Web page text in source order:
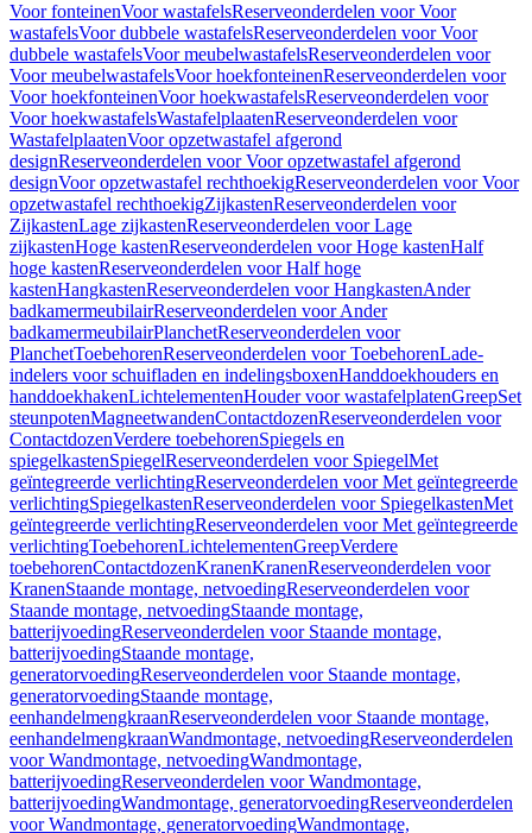
Voor fonteinenVoor wastafelsReserveonderdelen voor Voor
wastafelsVoor dubbele wastafelsReserveonderdelen voor Voor
dubbele wastafelsVoor meubelwastafelsReserveonderdelen voor
Voor meubelwastafelsVoor hoekfonteinenReserveonderdelen voor
Voor hoekfonteinenVoor hoekwastafelsReserveonderdelen voor
Voor hoekwastafelsWastafelplaatenReserveonderdelen voor
WastafelplaatenVoor opzetwastafel afgerond
designReserveonderdelen voor Voor opzetwastafel afgerond
designVoor opzetwastafel rechthoekigReserveonderdelen voor Voor
opzetwastafel rechthoekigZijkastenReserveonderdelen voor
ZijkastenLage zijkastenReserveonderdelen voor Lage
zijkastenHoge kastenReserveonderdelen voor Hoge kastenHalf
hoge kastenReserveonderdelen voor Half hoge
kastenHangkastenReserveonderdelen voor HangkastenAnder
badkamermeubilairReserveonderdelen voor Ander
badkamermeubilairPlanchetReserveonderdelen voor
PlanchetToebehorenReserveonderdelen voor ToebehorenLade-
indelers voor schuifladen en indelingsboxenHanddoekhouders en
handdoekhakenLichtelementenHouder voor wastafelplatenGreepSet
steunpotenMagneetwandenContactdozenReserveonderdelen voor
ContactdozenVerdere toebehorenSpiegels en
spiegelkastenSpiegelReserveonderdelen voor SpiegelMet
geïntegreerde verlichtingReserveonderdelen voor Met geïntegreerde
verlichtingSpiegelkastenReserveonderdelen voor SpiegelkastenMet
geïntegreerde verlichtingReserveonderdelen voor Met geïntegreerde
verlichtingToebehorenLichtelementenGreepVerdere
toebehorenContactdozenKranenKranenReserveonderdelen voor
KranenStaande montage, netvoedingReserveonderdelen voor
Staande montage, netvoedingStaande montage,
batterijvoedingReserveonderdelen voor Staande montage,
batterijvoedingStaande montage,
generatorvoedingReserveonderdelen voor Staande montage,
generatorvoedingStaande montage,
eenhandelmengkraanReserveonderdelen voor Staande montage,
eenhandelmengkraanWandmontage, netvoedingReserveonderdelen
voor Wandmontage, netvoedingWandmontage,
batterijvoedingReserveonderdelen voor Wandmontage,
batterijvoedingWandmontage, generatorvoedingReserveonderdelen
voor Wandmontage, generatorvoedingWandmontage,